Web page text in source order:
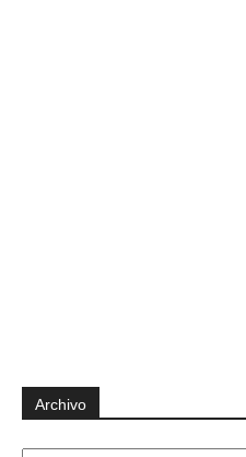
Archivo
Archivo